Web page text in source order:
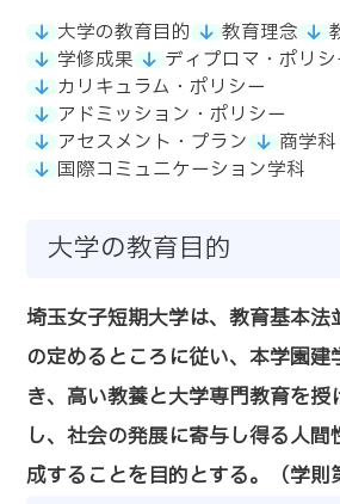
大学の教育目的 教育理念
学修成果
ディプロマ・ポリシ
カリキュラム・ポリシー
アドミッション・ポリシー
アセスメント・プラン
商学科
国際コミュニケーション学科
大学の教育目的
埼玉女子短期大学は、教育基本法
の定めるところに従い、本学園建
き、高い教養と大学専門教育を授
し、社会の発展に寄与し得る人
成することを目的とする。（学則